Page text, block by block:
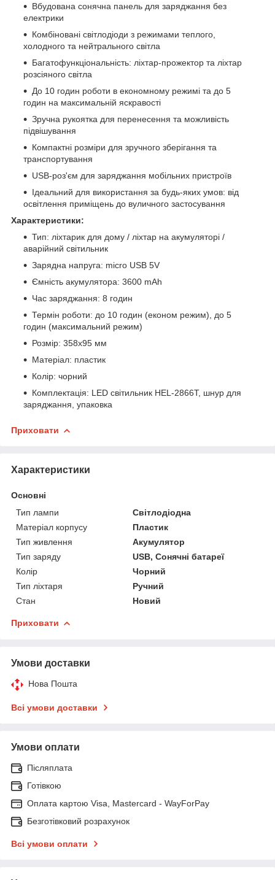
Вбудована сонячна панель для заряджання без
електрики
Комбіновані світлодіоди з режимами теплого,
холодного та нейтрального світла
Багатофункціональність: ліхтар-прожектор та ліхтар
розсіяного світла
До 10 годин роботи в економному режимі та до 5
годин на максимальній яскравості
Зручна рукоятка для перенесення та можливість
підвішування
Компактні розміри для зручного зберігання та
транспортування
USB-роз'єм для заряджання мобільних пристроїв
Ідеальний для використання за будь-яких умов: від
освітлення приміщень до вуличного застосування
Характеристики:
Тип: ліхтарик для дому / ліхтар на акумуляторі /
аварійний світильник
Зарядна напруга: micro USB 5V
Ємність акумулятора: 3600 mAh
Час заряджання: 8 годин
Термін роботи: до 10 годин (економ режим), до 5
годин (максимальний режим)
Розмір: 358х95 мм
Матеріал: пластик
Колір: чорний
Комплектація: LED світильник HEL-2866T, шнур для
заряджання, упаковка
Приховати
Характеристики
Основні
Тип лампи
Світлодіодна
Матеріал корпусу
Пластик
Тип живлення
Акумулятор
Тип заряду
USB, Сонячні батареї
Колір
Чорний
Тип ліхтаря
Ручний
Стан
Новий
Приховати
Умови доставки
Нова Пошта
Всі умови доставки
Умови оплати
Післяплата
Готівкою
Оплата картою Visa, Mastercard - WayForPay
Безготівковий розрахунок
Всі умови оплати